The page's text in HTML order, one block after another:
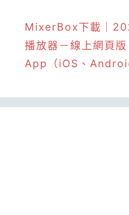
MixerBox下載｜
播放器－線上網頁版
App（iOS、